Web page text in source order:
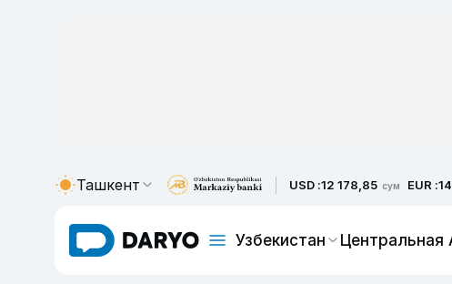
Ташкент USD :12 178,85 сум EUR :
Узбекистан Центральная